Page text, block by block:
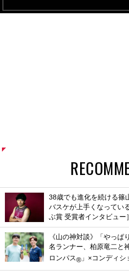
38歳でも進化を続ける篠
バスケが上手くなってい
ぶ賞 受賞者インタビュー］
《山の神対談》「やっぱ
名ランナー、柏原竜二と
ロンパス® 」×コンディシ